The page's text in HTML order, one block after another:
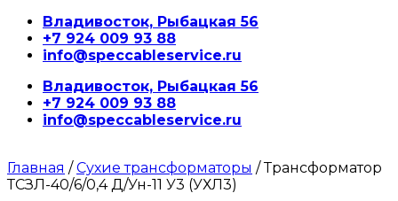
Владивосток, Рыбацкая 56
+7 924 009 93 88
info@speccableservice.ru
Владивосток, Рыбацкая 56
+7 924 009 93 88
info@speccableservice.ru
Главная /Сухие трансформаторы / Трансформатор
ТСЗЛ-40/6/0,4 Д/Ун-11 У3 (УХЛ3)